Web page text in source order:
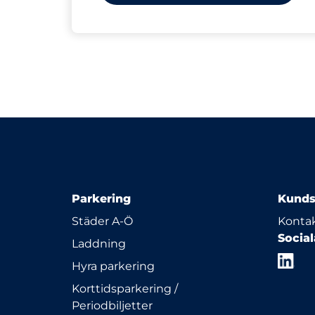
Parkering
Städer A-Ö
Laddning
Hyra parkering
Korttidsparkering /
Periodbiljetter